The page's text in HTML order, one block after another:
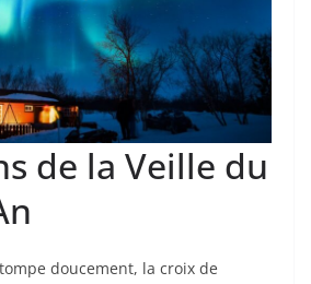
de la Veille du
doucement, la croix de